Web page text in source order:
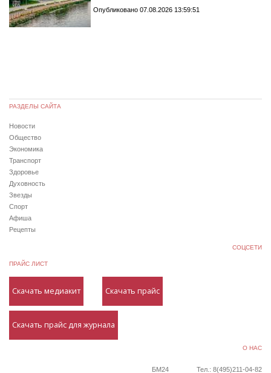
Опубликовано 07.08.2026 13:59:51
РАЗДЕЛЫ САЙТА
Новости
Общество
Экономика
Транспорт
Здоровье
Духовность
Звезды
Спорт
Афиша
Рецепты
СОЦСЕТИ
ПРАЙС ЛИСТ
Скачать медиакит Скачать прайс
Скачать прайс для журнала
О НАС
БМ24 Тел.: 8(495)211-04-82